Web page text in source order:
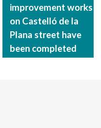
improvement works
on Castelló de la
Plana street have
been completed